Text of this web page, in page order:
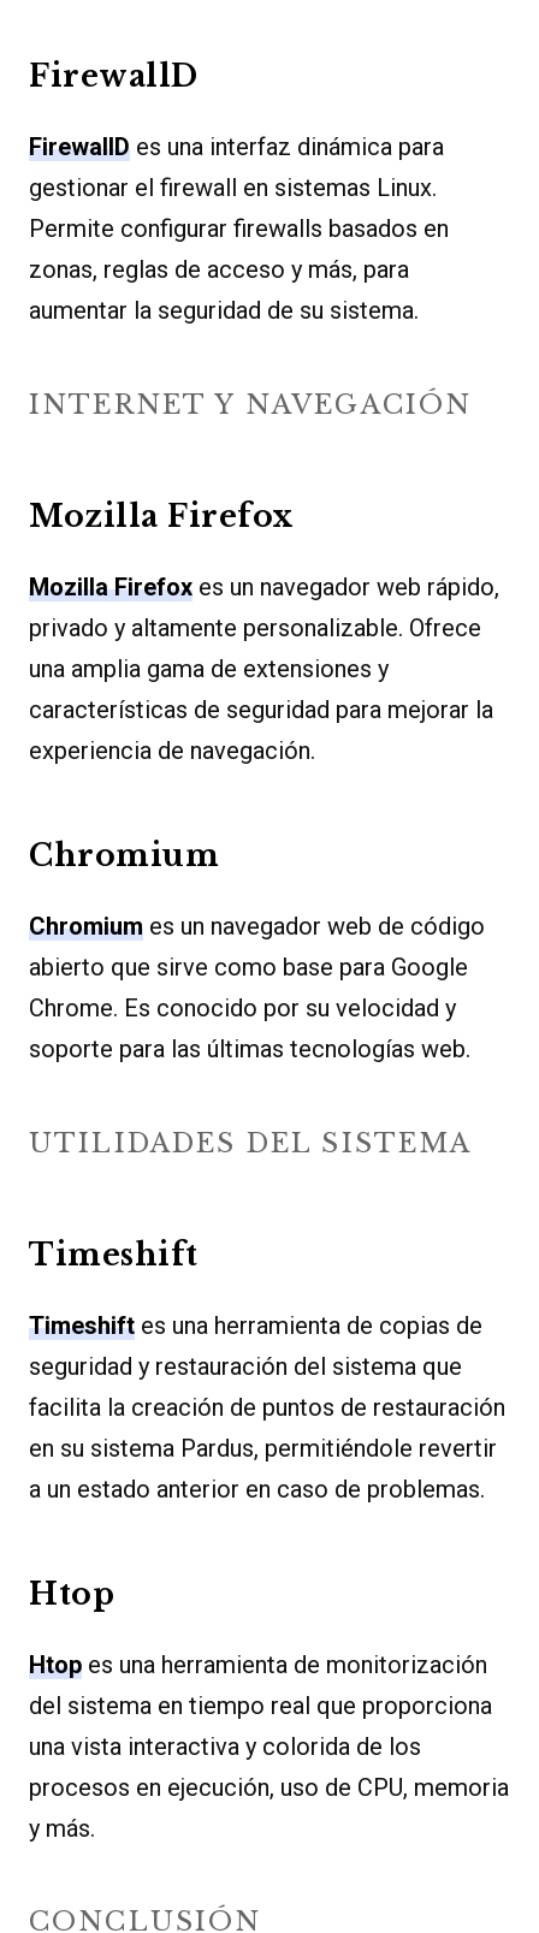
FirewallD
FirewallD es una interfaz dinámica para
gestionar el firewall en sistemas Linux.
Permite configurar firewalls basados en
zonas, reglas de acceso y más, para
aumentar la seguridad de su sistema.
INTERNET Y NAVEGACIÓN
Mozilla Firefox
Mozilla Firefox es un navegador web rápido,
privado y altamente personalizable. Ofrece
una amplia gama de extensiones y
características de seguridad para mejorar la
experiencia de navegación.
Chromium
Chromium es un navegador web de código
abierto que sirve como base para Google
Chrome. Es conocido por su velocidad y
soporte para las últimas tecnologías web.
UTILIDADES DEL SISTEMA
Timeshift
Timeshift es una herramienta de copias de
seguridad y restauración del sistema que
facilita la creación de puntos de restauración
en su sistema Pardus, permitiéndole revertir
a un estado anterior en caso de problemas.
Htop
Htop es una herramienta de monitorización
del sistema en tiempo real que proporciona
una vista interactiva y colorida de los
procesos en ejecución, uso de CPU, memoria
y más.
CONCLUSIÓN